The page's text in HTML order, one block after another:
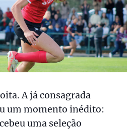
A já consagrada
um momento inédito:
uma seleção